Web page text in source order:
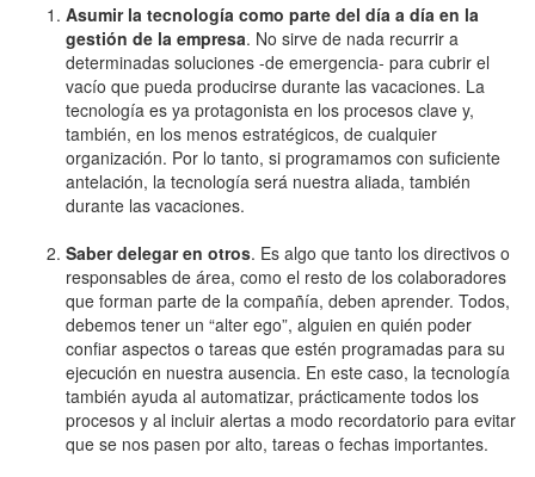
Asumir la tecnología como parte del día a día en la
gestión de la empresa. No sirve de nada recurrir a
determinadas soluciones -de emergencia- para cubrir el
vacío que pueda producirse durante las vacaciones. La
tecnología es ya protagonista en los procesos clave y,
también, en los menos estratégicos, de cualquier
organización. Por lo tanto, si programamos con suficiente
antelación, la tecnología será nuestra aliada, también
durante las vacaciones.
Saber delegar en otros. Es algo que tanto los directivos o
responsables de área, como el resto de los colaboradores
que forman parte de la compañía, deben aprender. Todos,
debemos tener un “alter ego”, alguien en quién poder
confiar aspectos o tareas que estén programadas para su
ejecución en nuestra ausencia. En este caso, la tecnología
también ayuda al automatizar, prácticamente todos los
procesos y al incluir alertas a modo recordatorio para evitar
que se nos pasen por alto, tareas o fechas importantes.